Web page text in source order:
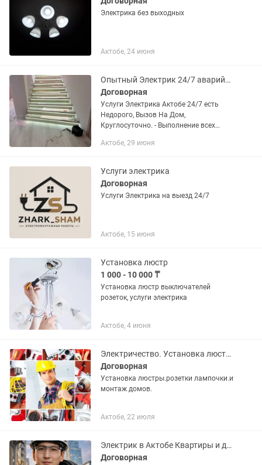
Электрика без выходных
Актобе, 24 июня
Опытный Электрик 24/7 аварийный выезд ремонт и обслуживание Недорого
Договорная
Услуги Электрика Актобе 24/7 есть
Недорого, Вызов На Дом,
Круглосуточно. - Выполнение всех
работ в квартирах, новостройках,
цехах -...
Актобе, 29 июня
Услуги электрика
Договорная
Услуги Электрика на выезд 24/7
Актобе, 15 июня
Установка люстр
1 000 - 10 000 ₸
Установка люстр выключателей
розеток, услуги электрика
Актобе, 4 июня
Электричество. Установка люстры.розетки монтаж, демонтаж.
Договорная
Установка люстры.розетки лампочки.и
монтаж домов.
Актобе, 22 июля
Электрик в Актобе Квартиры и дома
Договорная